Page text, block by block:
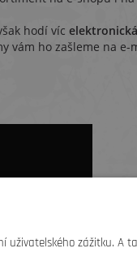
hodí víc
vám ho zašleme na e-
uživatelského zážitku. A